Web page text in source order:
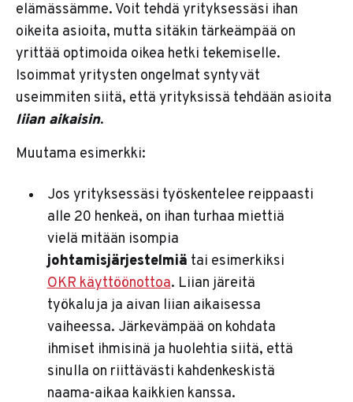
elämässämme. Voit tehdä yrityksessäsi ihan
oikeita asioita, mutta sitäkin tärkeämpää on
yrittää optimoida oikea hetki tekemiselle.
Isoimmat yritysten ongelmat syntyvät
useimmiten siitä, että yrityksissä tehdään asioita
liian aikaisin.
Muutama esimerkki:
Jos yrityksessäsi työskentelee reippaasti
alle 20 henkeä, on ihan turhaa miettiä
vielä mitään isompia
johtamisjärjestelmiä tai esimerkiksi
OKR käyttöönottoa. Liian järeitä
työkaluja ja aivan liian aikaisessa
vaiheessa. Järkevämpää on kohdata
ihmiset ihmisinä ja huolehtia siitä, että
sinulla on riittävästi kahdenkeskistä
naama-aikaa kaikkien kanssa.